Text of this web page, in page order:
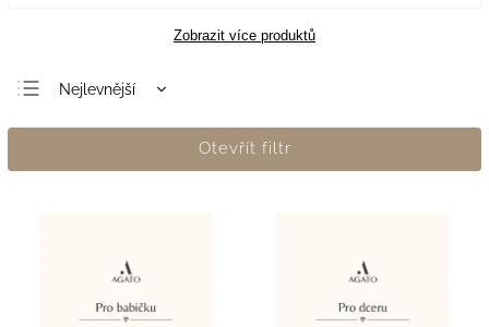
Zobrazit více produktů
Nejlevnější
Nejdražší
Otevřít filtr